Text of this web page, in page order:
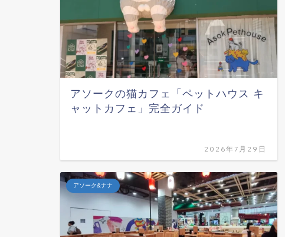
アソークの猫カフェ「ペットハウス キ
ャットカフェ」完全ガイド
2026年7月29日
アソーク&ナナ